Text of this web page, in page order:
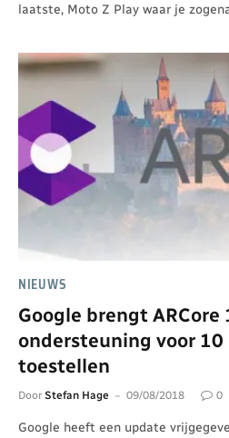
laatste, Moto Z Play waar je
NIEUWS
Google brengt ARCore
ondersteuning voor 10
toestellen
Door Stefan Hage 09/08/2018 0
Google heeft een update